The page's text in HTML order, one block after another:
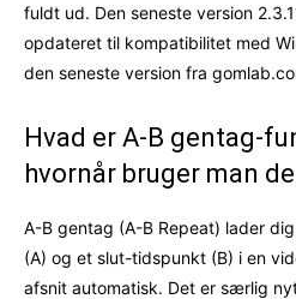
fuldt ud. Den seneste version
opdateret til kompatibilitet med
den seneste version fra
Hvad er A-B gentag-
hvornår bruger man
A-B gentag (A-B Repeat) lader
(A) og et slut-tidspunkt (B) i en
afsnit automatisk. Det er særlig